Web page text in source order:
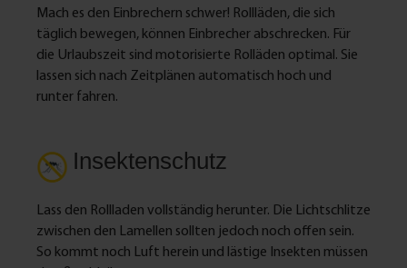
Mach es den Einbrechern schwer! Rollläden, die sich
täglich bewegen, können Einbrecher abschrecken. Für
die Urlaubszeit sind motorisierte Rolläden optimal. Sie
lassen sich nach Zeitplänen automatisch hoch und
runter fahren.
Insektenschutz
Lass den Rollladen vollständig herunter. Die Lichtschlitze
zwischen den Lamellen sollten jedoch noch offen sein.
So kommt noch Luft herein und lästige Insekten müssen